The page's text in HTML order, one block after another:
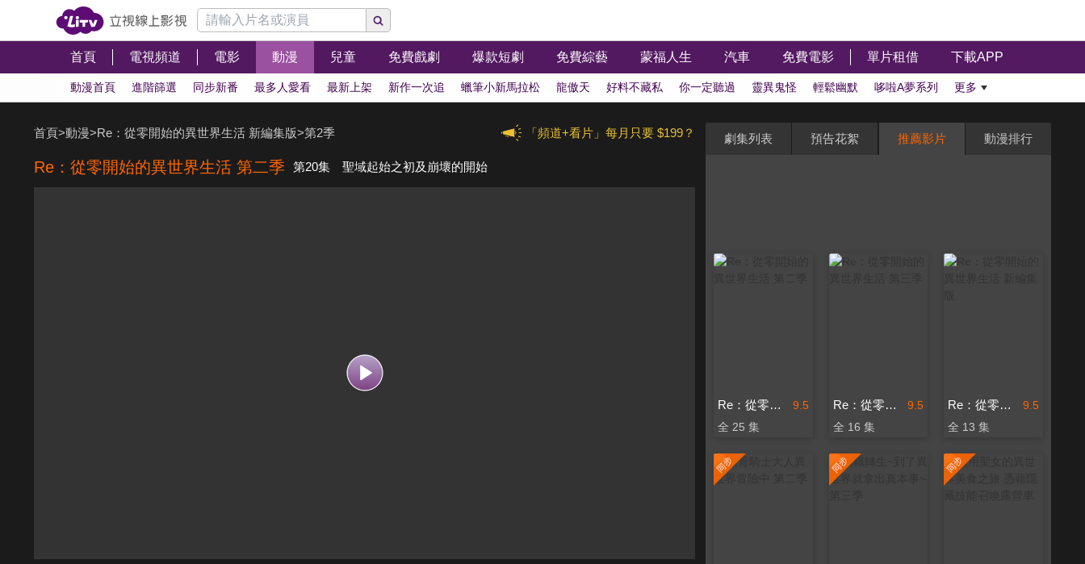
首頁 電視頻道 電影 動漫 兒童 免費戲劇 爆款短劇 免費綜藝 蒙福人生 汽車 免費電影 單片租借 下載APP
動漫首頁 進階篩選 同步新番 最多人愛看 最新上架 新作一次追 蠟筆小新馬拉松 龍傲天 好料不藏私 你一定聽過 靈異鬼怪 輕鬆幽默 哆啦A夢系列 更多
「頻道+看片」每月只要 $199？
首頁>動漫>Re：從零開始的異世界生活 新編集版>第2季
Re：從零開始的異世界生活 第二季 第20集 聖域起始之初及崩壞的開始
劇集列表 預告花絮 推薦影片 動漫排行
9.5
Re：從零開始的異世界生活 第二季
全 25 集
9.5
Re：從零開始的異世界生活 第三季
全 16 集
9.5
Re：從零開始的異世界生活 新編集版
全 13 集